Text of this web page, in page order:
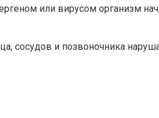
или вирусом организм
сосудов и позвоночника